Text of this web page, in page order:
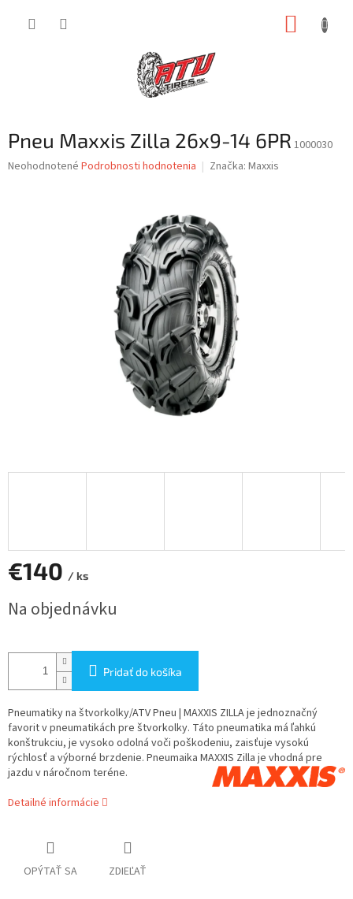
Pneu Maxxis Zilla 26x9-14 6PR 1000030
Priemerné
Neohodnotené Podrobnosti hodnotenia Značka: Maxxis
€140 / ks
cena:
Na objednávku
Pridať do košíka
Pneumatiky na štvorkolky/ATV Pneu | MAXXIS ZILLA je jednoznačný
favorit v pneumatikách pre štvorkolky. Táto pneumatika má ľahkú
konštrukciu, je vysoko odolná voči poškodeniu, zaisťuje vysokú
rýchlosť a výborné brzdenie. Pneumaika MAXXIS Zilla je vhodná pre
jazdu v náročnom teréne.
Detailné informácie
OPÝTAŤ SA ZDIEĽAŤ